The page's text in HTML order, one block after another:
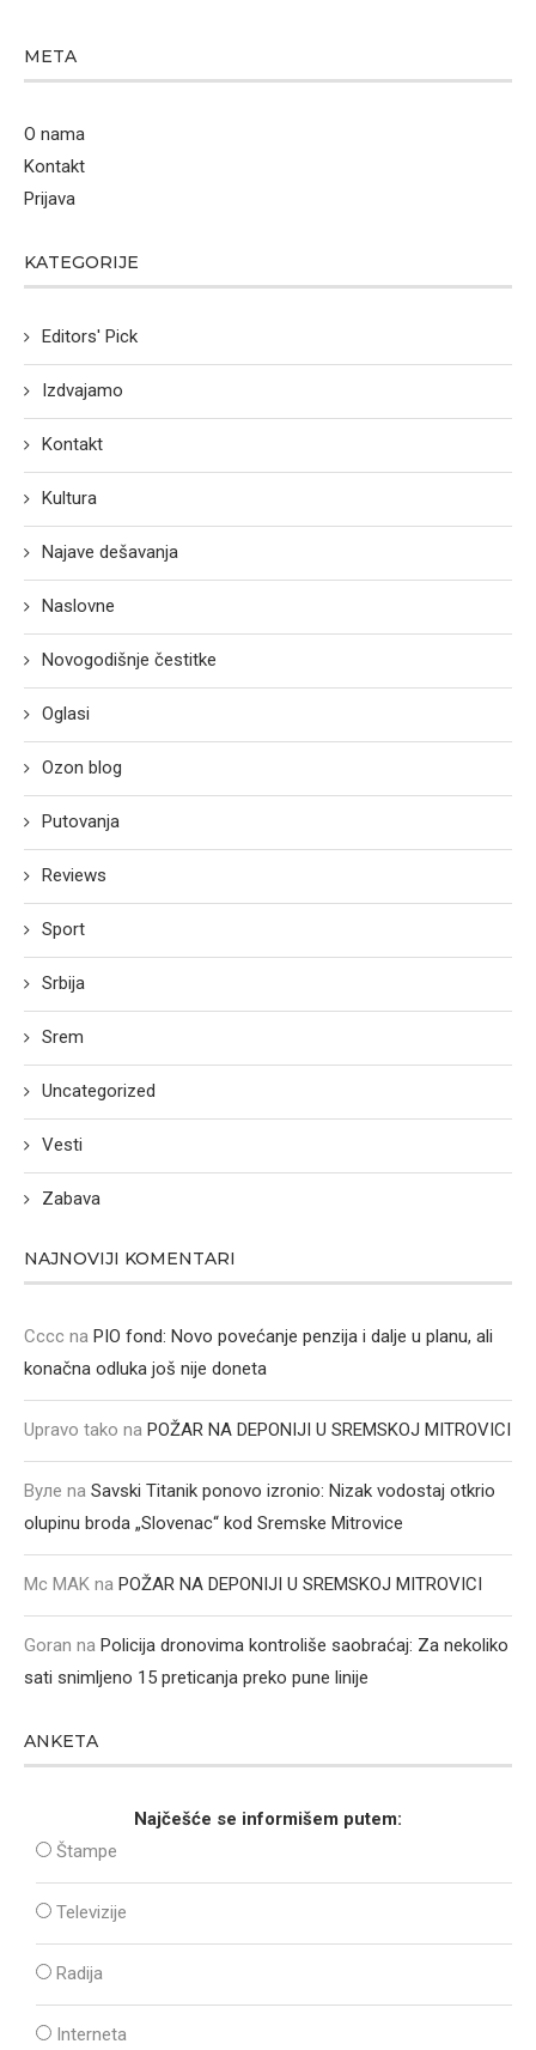
META
O nama
Kontakt
Prijava
KATEGORIJE
Editors' Pick
Izdvajamo
Kontakt
Kultura
Najave dešavanja
Naslovne
Novogodišnje čestitke
Oglasi
Ozon blog
Putovanja
Reviews
Sport
Srbija
Srem
Uncategorized
Vesti
Zabava
NAJNOVIJI KOMENTARI
Cccc na PIO fond: Novo povećanje penzija i dalje u planu, ali
konačna odluka još nije doneta
Upravo tako na POŽAR NA DEPONIJI U SREMSKOJ MITROVICI
Вуле na Savski Titanik ponovo izronio: Nizak vodostaj otkrio
olupinu broda „Slovenac“ kod Sremske Mitrovice
Mc MAK na POŽAR NA DEPONIJI U SREMSKOJ MITROVICI
Goran na Policija dronovima kontroliše saobraćaj: Za nekoliko
sati snimljeno 15 preticanja preko pune linije
ANKETA
Najčešće se informišem putem:
Štampe
Televizije
Radija
Interneta